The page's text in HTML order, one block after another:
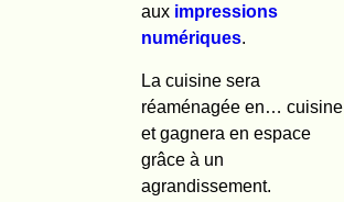
aux impressions
numériques.
La cuisine sera
réaménagée en… cuisine
et gagnera en espace
grâce à un
agrandissement.